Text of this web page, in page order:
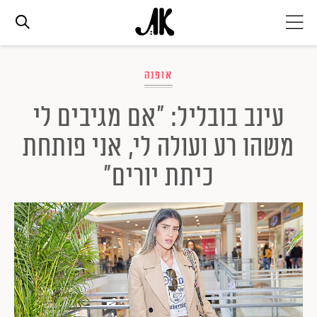
אג׳נדה
אופנה
ביוטי
סלבס
ערוצים נוספים
המגזין
אופנה
עינב בובליל: "אם מגיבים לי
משהו רע ועולה לי, אני פותחת
כיתת יורים"